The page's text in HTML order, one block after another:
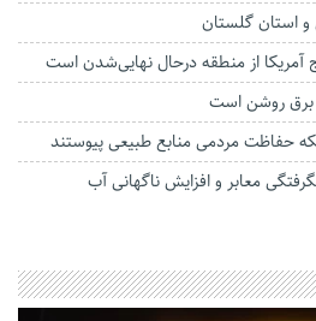
استان گلستان
آمریکا از منطقه درحال نهایی‌شدن است
برق روشن است
معابر و افزایش ناگهانی آب